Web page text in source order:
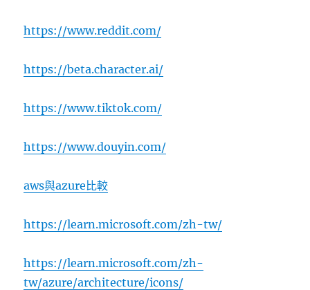
https://www.reddit.com/
https://beta.character.ai/
https://www.tiktok.com/
https://www.douyin.com/
aws與azure比較
https://learn.microsoft.com/zh-tw/
https://learn.microsoft.com/zh-
tw/azure/architecture/icons/